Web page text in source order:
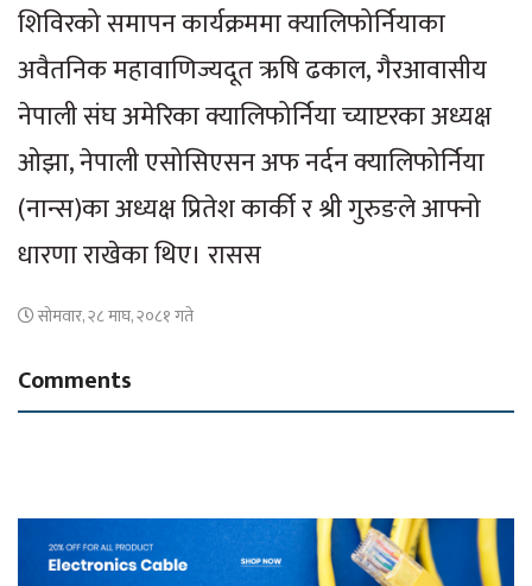
शिविरको समापन कार्यक्रममा क्यालिफोर्नियाका
अवैतनिक महावाणिज्यदूत ऋषि ढकाल, गैरआवासीय
नेपाली संघ अमेरिका क्यालिफोर्निया च्याप्टरका अध्यक्ष
ओझा, नेपाली एसोसिएसन अफ नर्दन क्यालिफोर्निया
(नान्स)का अध्यक्ष प्रितेश कार्की र श्री गुरुङले आफ्नो
धारणा राखेका थिए। रासस
सोमवार, २८ माघ, २०८१ गते
Comments